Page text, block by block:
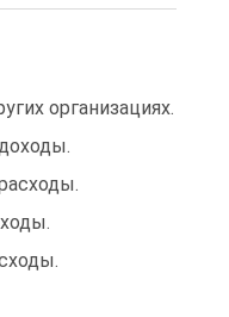
организациях.